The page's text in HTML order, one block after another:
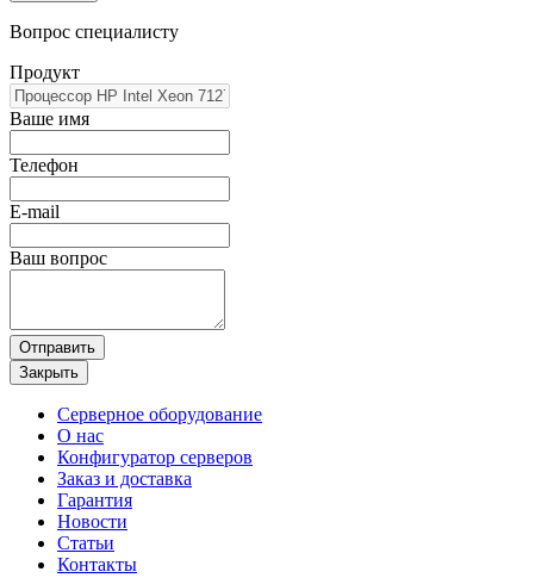
Вопрос специалисту
Продукт
Ваше имя
Телефон
E-mail
Ваш вопрос
Отправить
Закрыть
Серверное оборудование
О нас
Конфигуратор серверов
Заказ и доставка
Гарантия
Новости
Статьи
Контакты